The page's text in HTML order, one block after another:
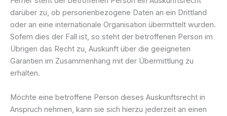
darüber zu, ob personenbezogene Daten an ein Drittland
oder an eine internationale Organisation übermittelt wurden.
Sofern dies der Fall ist, so steht der betroffenen Person im
Übrigen das Recht zu, Auskunft über die geeigneten
Garantien im Zusammenhang mit der Übermittlung zu
erhalten.
Möchte eine betroffene Person dieses Auskunftsrecht in
Anspruch nehmen, kann sie sich hierzu jederzeit an einen